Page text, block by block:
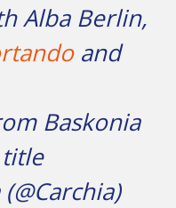
Alba Berlin,
and
Baskonia